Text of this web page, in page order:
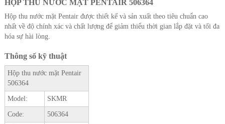
HỘP THU NƯỚC MẶT PENTAIR 506364
Hộp thu nước mặt Pentair được thiết kế và sản xuất theo tiêu chuẩn cao
nhất về độ chính xác và chất lượng để giảm thiểu thời gian lắp đặt và tối đa
hóa sự hài lòng.
Thông số kỹ thuật
Hộp thu nước mặt Pentair
506364
Model: SKMR
Code: 506364